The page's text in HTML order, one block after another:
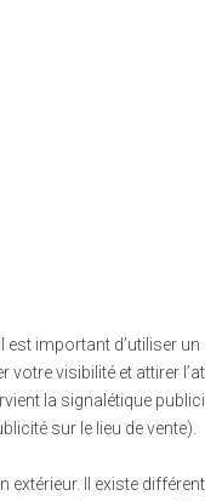
est important d’utiliser
votre visibilité et attirer
la signalétique
sur le lieu de vente).
extérieur. Il existe